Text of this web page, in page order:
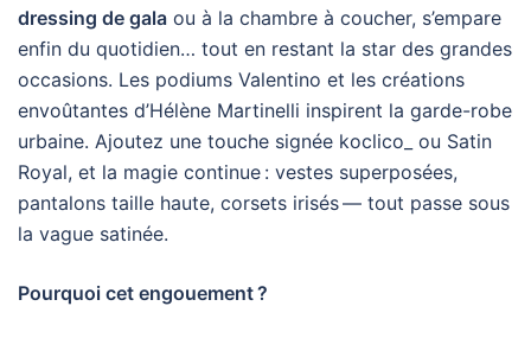
dressing de gala ou à la chambre à coucher, s’empare
enfin du quotidien… tout en restant la star des grandes
occasions. Les podiums Valentino et les créations
envoûtantes d’Hélène Martinelli inspirent la garde-robe
urbaine. Ajoutez une touche signée koclico_ ou Satin
Royal, et la magie continue : vestes superposées,
pantalons taille haute, corsets irisés — tout passe sous
la vague satinée.
Pourquoi cet engouement ?